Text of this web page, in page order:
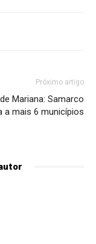
Próximo artigo
Mariana: Samarco
a mais 6 municípios